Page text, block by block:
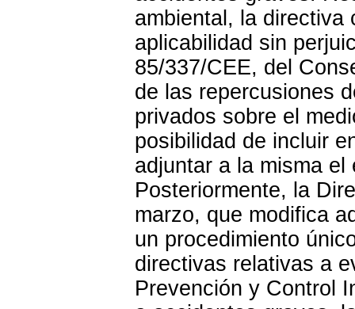
ambiental, la directiva
aplicabilidad sin
85/337/CEE, del
de las repercusiones
privados sobre el
posibilidad de incluir
adjuntar a la misma
Posteriormente, la
marzo, que modifica
un procedimiento
directivas relativas a
Prevención y Control